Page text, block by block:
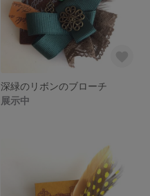
深緑のリボンのブローチ
展示中